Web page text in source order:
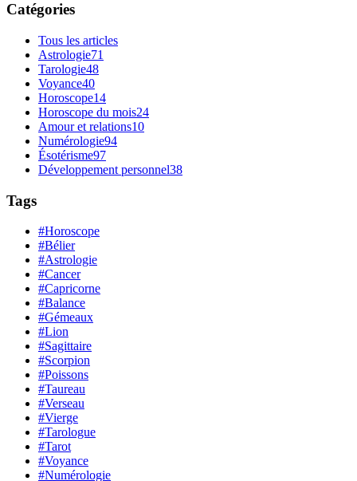
Catégories
Tous les articles
Astrologie71
Tarologie48
Voyance40
Horoscope14
Horoscope du mois24
Amour et relations10
Numérologie94
Ésotérisme97
Développement personnel38
Tags
#Horoscope
#Bélier
#Astrologie
#Cancer
#Capricorne
#Balance
#Gémeaux
#Lion
#Sagittaire
#Scorpion
#Poissons
#Taureau
#Verseau
#Vierge
#Tarologue
#Tarot
#Voyance
#Numérologie